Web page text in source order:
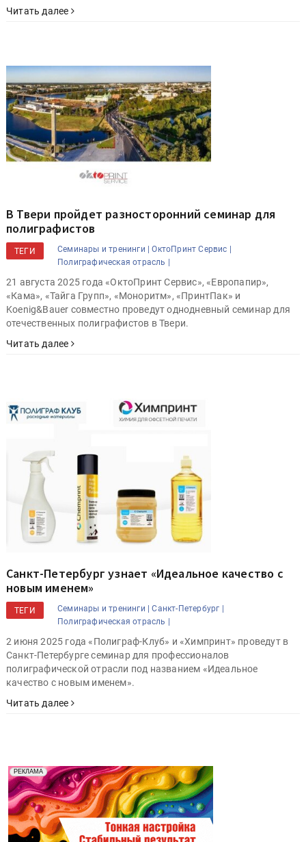
Читать далее
В Твери пройдет разносторонний семинар для
полиграфистов
ТЕГИ Семинары и тренинги |
ОктоПринт Сервис |
Полиграфическая отрасль |
21 августа 2025 года «ОктоПринт Сервис», «Европапир»,
«Кама», «Тайга Групп», «Моноритм», «ПринтПак» и
Koenig&Bauer совместно проведут однодневный семинар для
отечественных полиграфистов в Твери.
Читать далее
Санкт-Петербург узнает «Идеальное качество с
новым именем»
ТЕГИ Семинары и тренинги |
Санкт-Петербург |
Полиграфическая отрасль |
2 июня 2025 года «Полиграф-Клуб» и «Химпринт» проведут в
Санкт-Петербурге семинар для профессионалов
полиграфической отрасли под названием «Идеальное
качество с новым именем».
Читать далее
РЕКЛАМА
Реклама. Рекламодатель ООО "Передовые Системы
Печати" erid: 2SDnjd2d4Qz